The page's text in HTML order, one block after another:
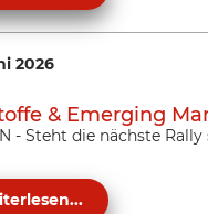
2026
& Emerging
- Steht die nächste